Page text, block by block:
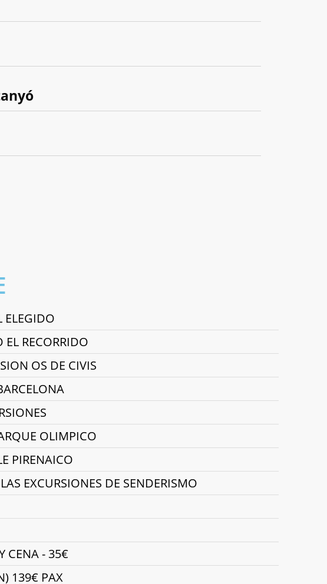
ELEGIDO
RECORRIDO
OS DE CIVIS
OLIMPICO
PIRENAICO
EXCURSIONES DE SENDERISMO
CENA - 35€
139€ PAX